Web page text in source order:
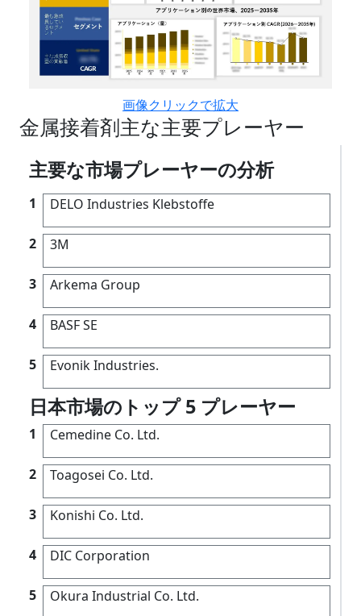
画像クリックで拡大
金属接着剤主な主要プレーヤー
主要な市場プレーヤーの分析
1 DELO Industries Klebstoffe
2 3M
3 Arkema Group
4 BASF SE
5 Evonik Industries.
日本市場のトップ 5 プレーヤー
1 Cemedine Co. Ltd.
2 Toagosei Co. Ltd.
3 Konishi Co. Ltd.
4 DIC Corporation
5 Okura Industrial Co. Ltd.